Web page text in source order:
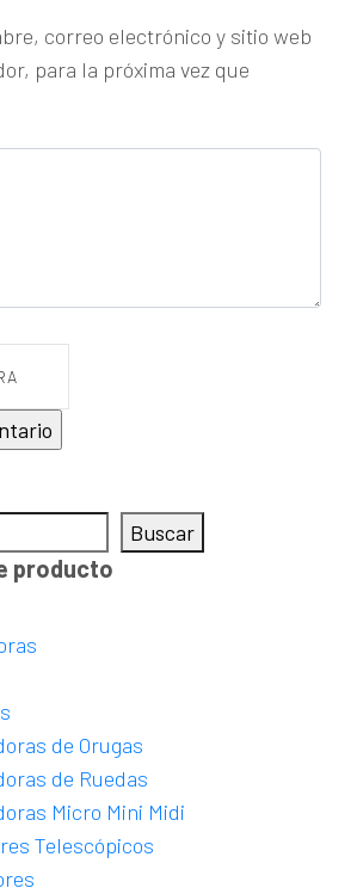
correo electrónico y sitio web
para la próxima vez que
Buscar
producto
de Orugas
de Ruedas
Micro Mini Midi
Telescópicos